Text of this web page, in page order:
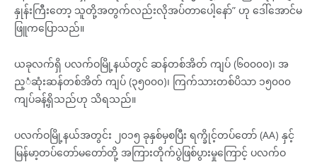
နှုန်းကြီးတော့ သူတို့အတွက်လည်းလိုအပ်တာပေါ့နော်” ဟု ဒေါ်အောင်မ
ဖြူကပြောသည်။
ယခုလက်ရှိ ပလက်ဝမြို့နယ်တွင် ဆန်တစ်အိတ် ကျပ် (၆၀၀၀၀)၊ အ
ည့ံဆုံးဆန်တစ်အိတ် ကျပ် (၃၅၀၀၀)၊ ကြက်သားတစ်ပိသာ ၁၅၀၀၀
ကျပ်ခန့်ရှိသည်ဟု သိရသည်။
ပလက်ဝမြို့နယ်အတွင်း ၂၀၁၅ ခုနှစ်မှစပြီး ရက္ခိုင့်တပ်တော် (AA) နှင့်
မြန်မာ့တပ်တော်မတော်တို့ အကြားတိုက်ပွဲဖြစ်ပွားမှုကြောင့် ပလက်ဝ